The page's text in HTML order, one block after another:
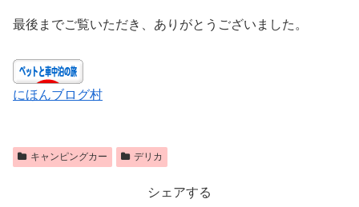
最後までご覧いただき、ありがとうございました。
にほんブログ村
キャンピングカー デリカ
シェアする